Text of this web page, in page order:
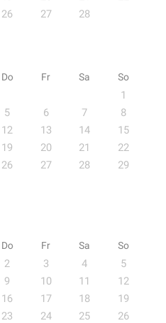
26 27 28
Do Fr Sa So
1
5 6 7
8
12 13 14
15
19 20 21
22
26 27 28
29
Do Fr Sa So
2 3 4
5
9 10 11
12
16 17 18
19
23 24 25
26